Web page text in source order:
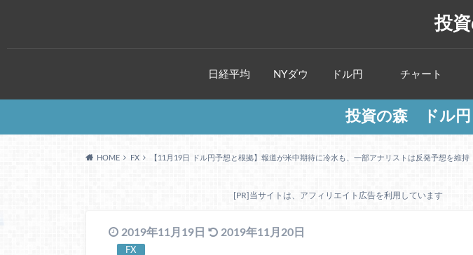
投
日経平均 NYダウ ドル円 チャート
投資の森 ドル円
HOME FX 【11月19日 ドル円予想と根拠】報道が米中期待に冷水も、一部アナリストは反発予想を維持
[PR]当サイトは、アフィリエイト広告を利用しています
2019年11月19日 2019年11月20日
FX